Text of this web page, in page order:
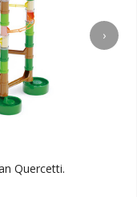
›
Quercetti.